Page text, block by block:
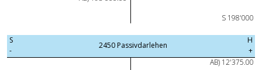
S 198'000
S
-
2450 Passivdarlehen
H
+
AB) 12'375.00